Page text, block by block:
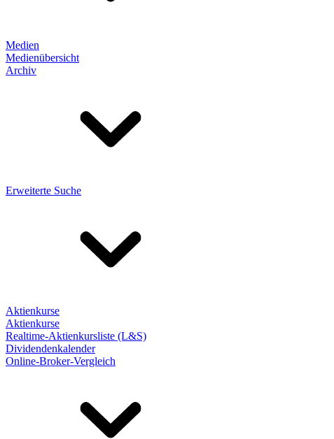
Medien
Medienübersicht
Archiv
Erweiterte Suche
Aktienkurse
Aktienkurse
Realtime-Aktienkursliste (L&S)
Dividendenkalender
Online-Broker-Vergleich